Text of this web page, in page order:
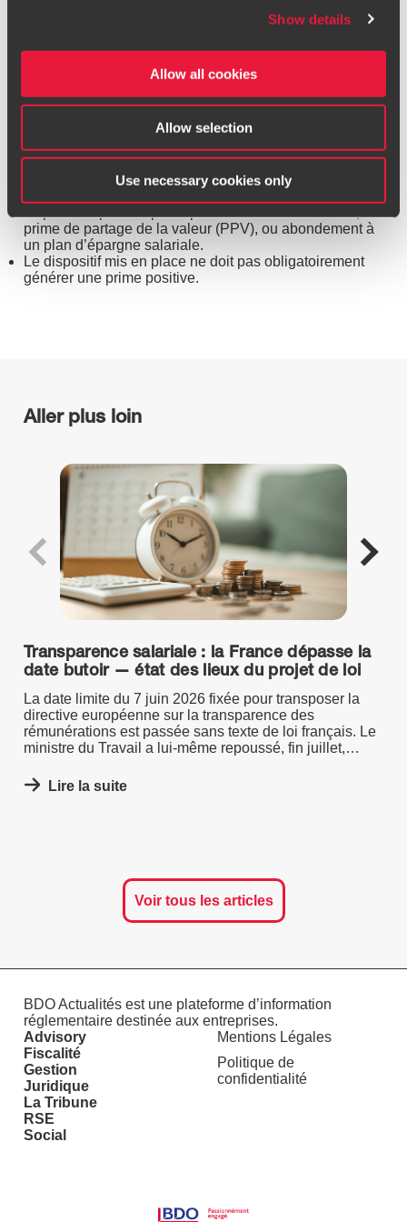
website is impersonating BDO, please report it
Show details
Allow all cookies
Allow selection
Use necessary cookies only
Les trois points clés à retenir
dispositif de partage de la valeur est applicable aux
entreprises de 11 à 49 salariés, sous forme de société,
ayant réalisé un bénéfice net fiscal au moins égal à 1 %
du chiffre d’affaires pendant trois années consécutives.
prime de partage de la valeur (PPV), ou abondement à
un plan d’épargne salariale.
Le dispositif mis en place ne doit pas obligatoirement
générer une prime positive.
Aller plus loin
Transparence salariale : la France dépasse la
date butoir — état des lieux du projet de loi
La date limite du 7 juin 2026 fixée pour transposer la
directive européenne sur la transparence des
rémunérations est passée sans texte de loi français. Le
ministre du Travail a lui-même repoussé, fin juillet,
la fin de la mandature.
Lire la suite
Voir tous les articles
BDO Actualités est une plateforme d’information
réglementaire destinée aux entreprises.
Advisory
Fiscalité
Gestion
Juridique
La Tribune
RSE
Social
Mentions Légales
Politique de
confidentialité